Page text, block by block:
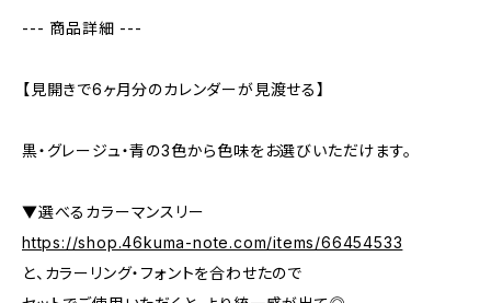
--- 商品詳細 ---
【見開きで6ヶ月分のカレンダーが見渡せる】
黒・グレージュ・青の3色から色味をお選びいただけます。
▼選べるカラーマンスリー
https://shop.46kuma-note.com/items/66454533
と、カラーリング・フォントを合わせたので